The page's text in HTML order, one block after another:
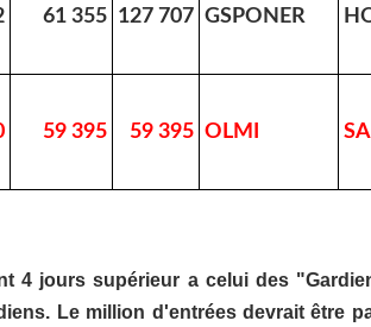
61 355 127 707 GSPONER
59 395 59 395 OLMI
4 jours supérieur a celui des
Le million d'entrées devrait être